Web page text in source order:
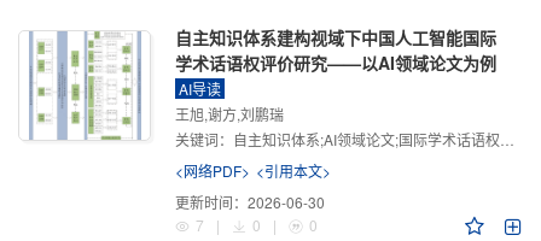
自主知识体系建构视域下中国人工智能国际
学术话语权评价研究——以AI领域论文为例
AI导读
王旭,谢方,刘鹏瑞
关键词： 自主知识体系;AI领域论文;国际学术话语权评价;学术影响力;学术感知力;学术传播力;学术引领力
<网络PDF> <引用本文>
更新时间： 2026-06-30
7
| 0 | 0